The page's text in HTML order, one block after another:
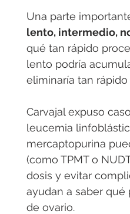
Una parte
lento, intermedio,
qué tan rápido
lento podría
eliminaría tan
Carvajal expuso
leucemia
mercaptopurina
(como TPMT o
dosis y evitar
ayudan a saber
de ovario.